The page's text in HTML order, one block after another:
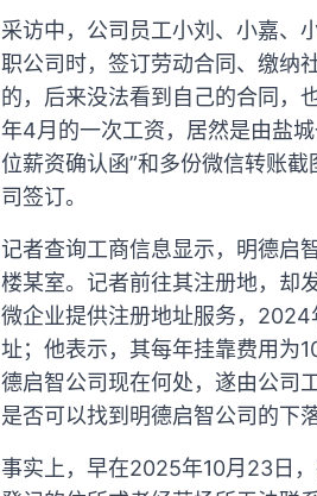
采访中，公司员工小刘、小嘉、
职公司时，签订劳动合同、缴纳
的，后来没法看到自己的合同，
年4月的一次工资，居然是由盐
位薪资确认函”和多份微信转账
司签订。
记者查询工商信息显示，明德启
楼某室。记者前往其注册地，却
微企业提供注册地址服务，
址；他表示，其每年挂靠费用为
德启智公司现在何处，遂由公司
是否可以找到明德启智公司的下
事实上，早在2025年10月23日